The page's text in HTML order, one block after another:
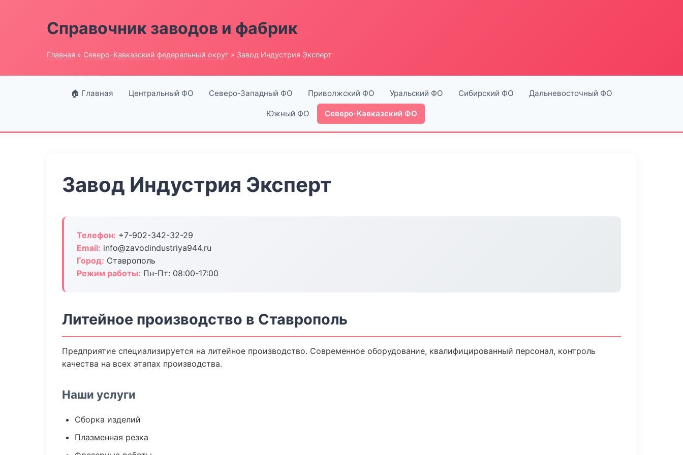
Справочник заводов и фабрик
Главная » Северо-Кавказский федеральный округ » Завод Индустрия Эксперт
🏠 Главная Центральный ФО Северо-Западный ФО Приволжский ФО Уральский ФО Сибирский ФО Дальневосточный ФО
Южный ФО Северо-Кавказский ФО
Завод Индустрия Эксперт
Телефон: +7-902-342-32-29
Email: info@zavodindustriya944.ru
Город: Ставрополь
Режим работы: Пн-Пт: 08:00-17:00
Литейное производство в Ставрополь
Предприятие специализируется на литейное производство. Современное оборудование, квалифицированный персонал, контроль
качества на всех этапах производства.
Наши услуги
Сборка изделий
Плазменная резка